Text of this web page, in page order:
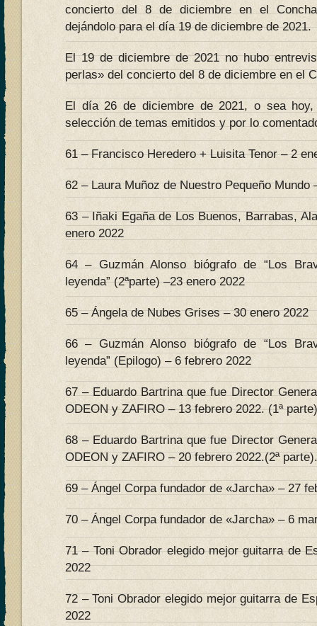
concierto del 8 de diciembre en el
dejándolo para el día 19 de diciembre de 2021.
El 19 de diciembre de 2021 no hubo
perlas» del concierto del 8 de diciembre en el
El día 26 de diciembre de 2021, o sea
selección de temas emitidos y por lo
61 – Francisco Heredero + Luisita Tenor – 2
62 – Laura Muñoz de Nuestro Pequeño Mundo
63 – Iñaki Egaña de Los Buenos, Barrabas,
enero 2022
64 – Guzmán Alonso biógrafo de “Los
leyenda” (2ªparte) –23 enero 2022
65 – Ángela de Nubes Grises – 30 enero 2022
66 – Guzmán Alonso biógrafo de “Los
leyenda” (Epilogo) – 6 febrero 2022
67 – Eduardo Bartrina que fue Director
ODEON y ZAFIRO – 13 febrero 2022. (1ª
68 – Eduardo Bartrina que fue Director
ODEON y ZAFIRO – 20 febrero 2022.(2ª parte).
69 – Ángel Corpa fundador de «Jarcha» – 27
70 – Ángel Corpa fundador de «Jarcha» – 6
71 – Toni Obrador elegido mejor guitarra de
2022
72 – Toni Obrador elegido mejor guitarra de
2022